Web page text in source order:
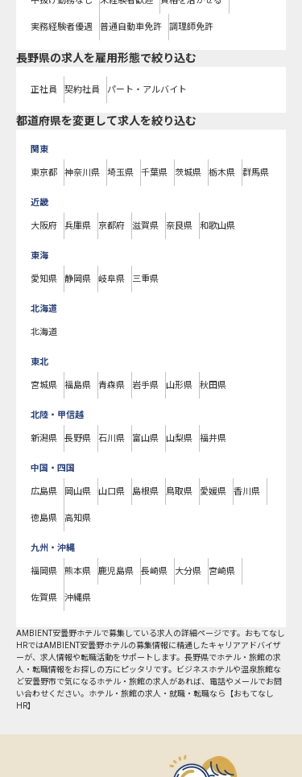
実務経験者優遇 普通自動車免許 調理師免許
長野県の求人を雇用形態で絞り込む
正社員 契約社員 パート・アルバイト
都道府県を変更して求人を絞り込む
関東
東京都 神奈川県 埼玉県 千葉県 茨城県 栃木県 群馬県
近畿
大阪府 兵庫県 京都府 滋賀県 奈良県 和歌山県
東海
愛知県 静岡県 岐阜県 三重県
北海道
北海道
東北
宮城県 福島県 青森県 岩手県 山形県 秋田県
北陸・甲信越
新潟県 長野県 石川県 富山県 山梨県 福井県
中国・四国
広島県 岡山県 山口県 島根県 鳥取県 愛媛県 香川県
徳島県 高知県
九州・沖縄
福岡県 熊本県 鹿児島県 長崎県 大分県 宮崎県
佐賀県 沖縄県
AMBIENT安曇野ホテルで募集している求人の詳細ページです。おもてなし
HRではAMBIENT安曇野ホテルの募集情報に精通したキャリアアドバイザ
ーが、求人情報や転職活動をサポートします。長野県でホテル・旅館の求
人・転職情報をお探しの方にピッタリです。ビジネスホテルや温泉旅館な
ど安曇野市で気になるホテル・旅館の求人があれば、電話やメールでお問
い合わせください。ホテル・旅館の求人・就職・転職なら【おもてなし
HR】